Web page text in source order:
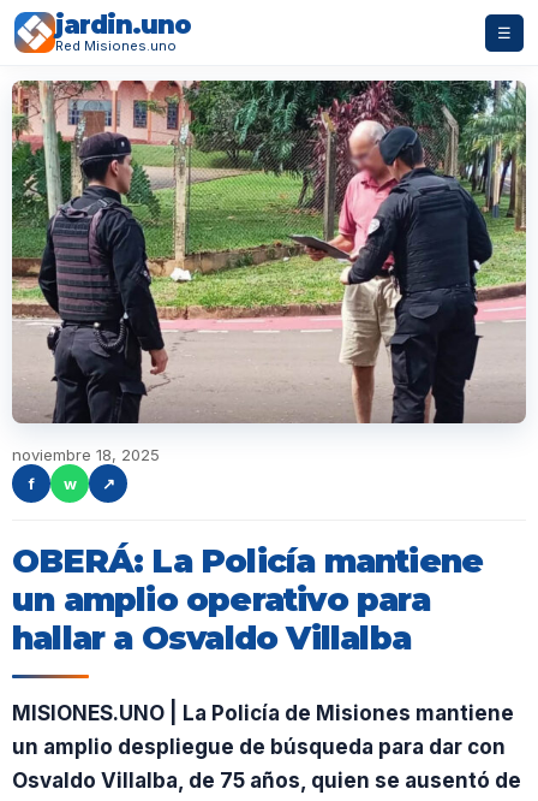
jardin.uno
Red Misiones.uno
☰
noviembre 18, 2025
f
w ↗
OBERÁ: La Policía mantiene
un amplio operativo para
hallar a Osvaldo Villalba
MISIONES.UNO | La Policía de Misiones mantiene
un amplio despliegue de búsqueda para dar con
Osvaldo Villalba, de 75 años, quien se ausentó de